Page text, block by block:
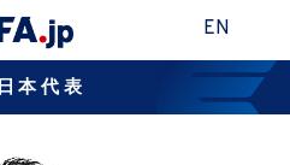
EN
日本代表